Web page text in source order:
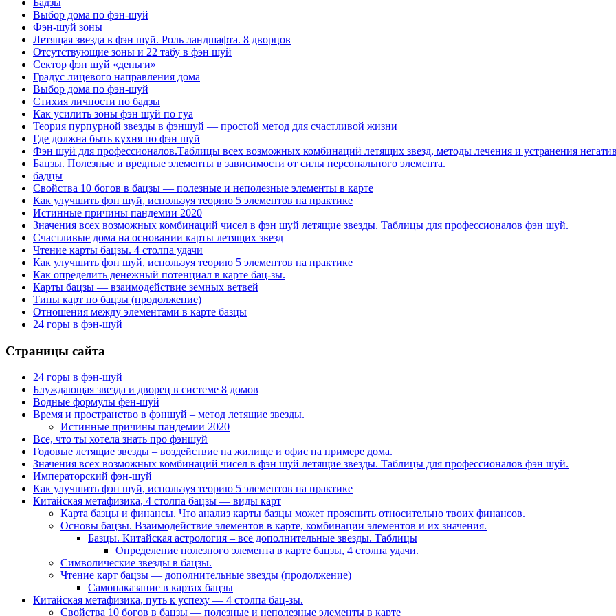
Бадзы
Выбор дома по фэн-шуй
Фэн-шуй зоны
Летящая звезда в фэн шуй. Роль ландшафта. 8 дворцов
Отсутствующие зоны и 22 табу в фэн шуй
Сектор фэн шуй «деньги»
Градус лицевого направления дома
Выбор дома по фэн-шуй
Стихия личности по бадзы
Как усилить зоны фэн шуй по гуа
Теория пурпурной звезды в фэншуй — простой метод для счастливой жизни
Где должна быть кухня по фэн шуй
Фэн шуй для профессионалов.Таблицы всех возможных комбинаций летящих звезд, методы лечения и устранения
Бацзы. Полезные и вредные элементы в зависимости от силы персонального элемента.
бадцы
Свойства 10 богов в бацзы — полезные и неполезные элементы в карте
Как улучшить фэн шуй, используя теорию 5 элементов на практике
Истинные причины пандемии 2020
Значения всех возможных комбинаций чисел в фэн шуй летящие звезды. Таблицы для профессионалов фэн шуй.
Счастливые дома на основании карты летящих звезд
Чтение карты бацзы. 4 столпа удачи
Как улучшить фэн шуй, используя теорию 5 элементов на практике
Как определить денежный потенциал в карте бац-зы.
Карты бацзы — взаимодействие земных ветвей
Типы карт по бацзы (продолжение)
Отношения между элементами в карте базцы
24 горы в фэн-шуй
Страницы сайта
24 горы в фэн-шуй
Блуждающая звезда и дворец в системе 8 домов
Водные формулы фен-шуй
Время и пространство в фэншуй – метод летящие звезды.
Истинные причины пандемии 2020
Все, что ты хотела знать про фэншуй
Годовые летящие звезды – воздействие на жилище и офис на примере дома.
Значения всех возможных комбинаций чисел в фэн шуй летящие звезды. Таблицы для профессионалов фэн шуй.
Императорский фэн-шуй
Как улучшить фэн шуй, используя теорию 5 элементов на практике
Китайская метафизика, 4 столпа бацзы — виды карт
Карта базцы и финансы. Что анализ карты базцы может прояснить относительно твоих финансов.
Основы бацзы. Взаимодействие элементов в карте, комбинации элементов и их значения.
Базцы. Китайская астрология – все дополнительные звезды. Таблицы
Определение полезного элемента в карте бацзы, 4 столпа удачи.
Символические звезды в бацзы.
Чтение карт бацзы — дополнительные звезды (продолжение)
Самонаказание в картах бацзы
Китайская метафизика, путь к успеху — 4 столпа бац-зы.
Свойства 10 богов в бацзы — полезные и неполезные элементы в карте